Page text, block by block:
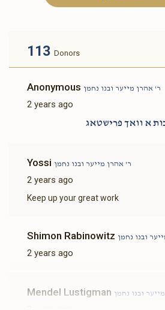
113 Donors
Anonymous ר' אהרן מייער ובנו נחמן
2 years ago
א וואך פרישטאג
Yossi ר' אהרן מייער ובנו נחמן
2 years ago
Keep up your great work
Shimon Rabinowitz ובנו נחמן
2 years ago
Mendel Lustigman ובנו נחמן